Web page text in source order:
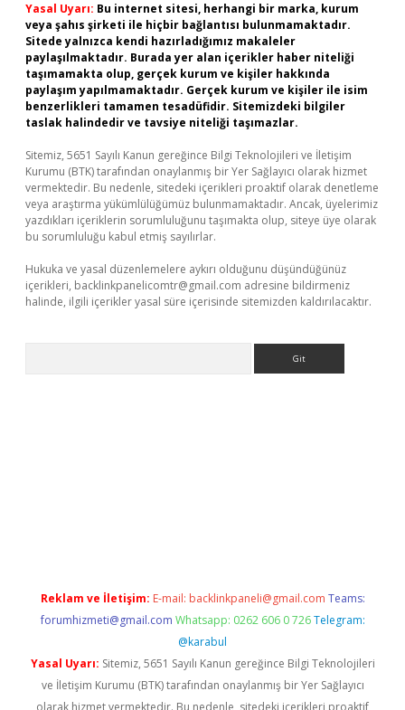
Yasal Uyarı: Bu internet sitesi, herhangi bir marka, kurum
veya şahıs şirketi ile hiçbir bağlantısı bulunmamaktadır.
Sitede yalnızca kendi hazırladığımız makaleler
paylaşılmaktadır. Burada yer alan içerikler haber niteliği
taşımamakta olup, gerçek kurum ve kişiler hakkında
paylaşım yapılmamaktadır. Gerçek kurum ve kişiler ile isim
benzerlikleri tamamen tesadüfidir. Sitemizdeki bilgiler
taslak halindedir ve tavsiye niteliği taşımazlar.
Sitemiz, 5651 Sayılı Kanun gereğince Bilgi Teknolojileri ve İletişim
Kurumu (BTK) tarafından onaylanmış bir Yer Sağlayıcı olarak hizmet
vermektedir. Bu nedenle, sitedeki içerikleri proaktif olarak denetleme
veya araştırma yükümlülüğümüz bulunmamaktadır. Ancak, üyelerimiz
yazdıkları içeriklerin sorumluluğunu taşımakta olup, siteye üye olarak
bu sorumluluğu kabul etmiş sayılırlar.
Hukuka ve yasal düzenlemelere aykırı olduğunu düşündüğünüz
içerikleri, backlinkpanelicomtr@gmail.com adresine bildirmeniz
halinde, ilgili içerikler yasal süre içerisinde sitemizden kaldırılacaktır.
Reklam ve İletişim: E-mail: backlinkpaneli@gmail.com Teams:
forumhizmeti@gmail.com Whatsapp: 0262 606 0 726 Telegram:
@karabul
Yasal Uyarı: Sitemiz, 5651 Sayılı Kanun gereğince Bilgi Teknolojileri
ve İletişim Kurumu (BTK) tarafından onaylanmış bir Yer Sağlayıcı
olarak hizmet vermektedir. Bu nedenle, sitedeki içerikleri proaktif